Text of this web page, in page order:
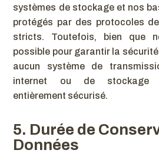
systèmes de stockage et nos
protégés par des protocoles
stricts. Toutefois, bien que
possible pour garantir la
aucun système de
internet ou de stockage
entièrement sécurisé.
5. Durée de
Données